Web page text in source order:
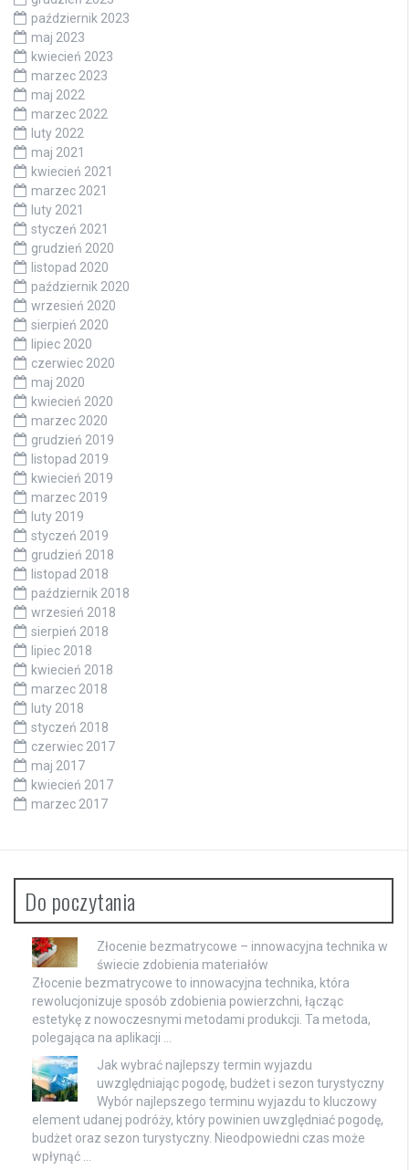
październik 2023
maj 2023
kwiecień 2023
marzec 2023
maj 2022
marzec 2022
luty 2022
maj 2021
kwiecień 2021
marzec 2021
luty 2021
styczeń 2021
grudzień 2020
listopad 2020
październik 2020
wrzesień 2020
sierpień 2020
lipiec 2020
czerwiec 2020
maj 2020
kwiecień 2020
marzec 2020
grudzień 2019
listopad 2019
kwiecień 2019
marzec 2019
luty 2019
styczeń 2019
grudzień 2018
listopad 2018
październik 2018
wrzesień 2018
sierpień 2018
lipiec 2018
kwiecień 2018
marzec 2018
luty 2018
styczeń 2018
czerwiec 2017
maj 2017
kwiecień 2017
marzec 2017
Do poczytania
Złocenie bezmatrycowe – innowacyjna technika w
świecie zdobienia materiałów
Złocenie bezmatrycowe to innowacyjna technika, która
rewolucjonizuje sposób zdobienia powierzchni, łącząc
estetykę z nowoczesnymi metodami produkcji. Ta metoda,
polegająca na aplikacji …
Jak wybrać najlepszy termin wyjazdu
uwzględniając pogodę, budżet i sezon turystyczny
Wybór najlepszego terminu wyjazdu to kluczowy
element udanej podróży, który powinien uwzględniać pogodę,
budżet oraz sezon turystyczny. Nieodpowiedni czas może
wpłynąć …